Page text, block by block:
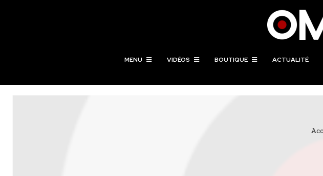
MENU VIDÉOS BOUTIQUE ACTUALITÉ